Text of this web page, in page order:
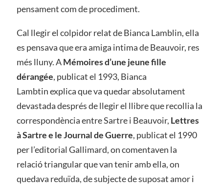
pensament com de procediment.
Cal llegir el colpidor relat de Bianca Lamblin, ella
es pensava que era amiga intima de Beauvoir, res
més lluny. AMémoires d’une jeune fille
dérangée, publicat el 1993, Bianca
Lambtin explica que va quedar absolutament
devastada després de llegir el llibre que recollia la
correspondència entre Sartre i Beauvoir, Lettres
à Sartre e le Journal de Guerre, publicat el 1990
per l’editorial Gallimard, on comentaven la
relació triangular que van tenir amb ella, on
quedava reduïda, de subjecte de suposat amor i